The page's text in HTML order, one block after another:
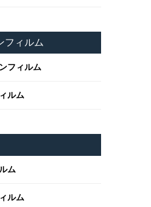
フィルム
フィルム
ルム
ム
ルム